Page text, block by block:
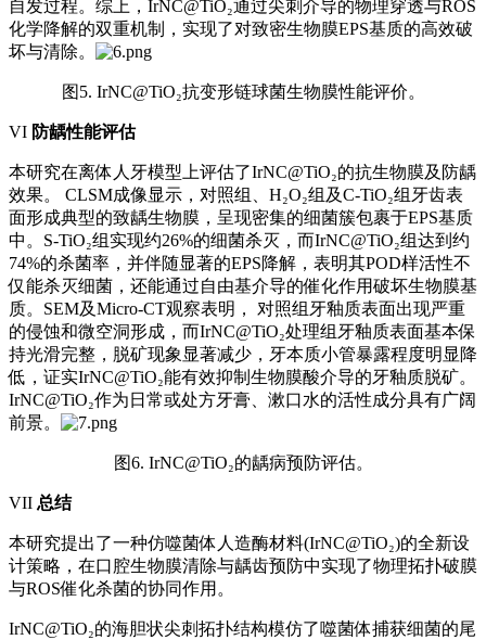
自发过程。综上，IrNC@TiO₂通过尖刺介导的物理穿透与ROS
化学降解的双重机制，实现了对致密生物膜EPS基质的高效破
坏与清除。
图5. IrNC@TiO₂抗变形链球菌生物膜性能评价。
VI 防龋性能评估
本研究在离体人牙模型上评估了IrNC@TiO₂的抗生物膜及防龋
效果。 CLSM成像显示，对照组、H₂O₂组及C-TiO₂组牙齿表
面形成典型的致龋生物膜，呈现密集的细菌簇包裹于EPS基质
中。S-TiO₂组实现约26%的细菌杀灭，而IrNC@TiO₂组达到约
74%的杀菌率，并伴随显著的EPS降解，表明其POD样活性不
仅能杀灭细菌，还能通过自由基介导的催化作用破坏生物膜基
质。SEM及Micro-CT观察表明， 对照组牙釉质表面出现严重
的侵蚀和微空洞形成，而IrNC@TiO₂处理组牙釉质表面基本保
持光滑完整，脱矿现象显著减少，牙本质小管暴露程度明显降
低，证实IrNC@TiO₂能有效抑制生物膜酸介导的牙釉质脱矿。
IrNC@TiO₂作为日常或处方牙膏、漱口水的活性成分具有广阔
前景。
图6. IrNC@TiO₂的龋病预防评估。
VII 总结
本研究提出了一种仿噬菌体人造酶材料(IrNC@TiO₂)的全新设
计策略，在口腔生物膜清除与龋齿预防中实现了物理拓扑破膜
与ROS催化杀菌的协同作用。
IrNC@TiO₂的海胆状尖刺拓扑结构模仿了噬菌体捕获细菌的尾